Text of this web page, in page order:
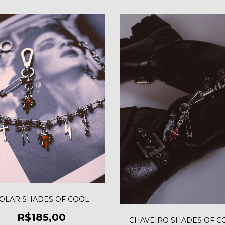
SHADES OF COOL
R$185,00 CHAVEIRO SHADES OF